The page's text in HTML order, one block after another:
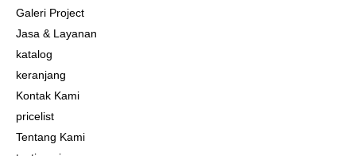
Galeri Project
Jasa & Layanan
katalog
keranjang
Kontak Kami
pricelist
Tentang Kami